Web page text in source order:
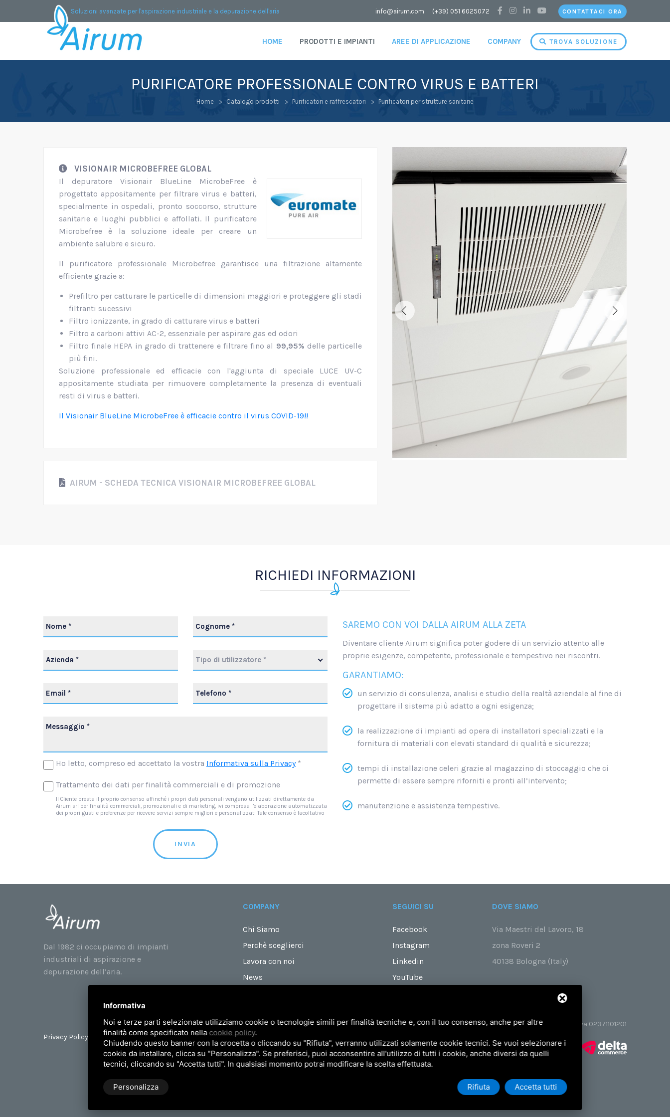
Soluzioni avanzate per l'aspirazione industriale e la depurazione dell'aria info@airum.com (+39) 051 6025072 CONTATTACI ORA
HOME PRODOTTI E IMPIANTI AREE DI APPLICAZIONE COMPANY TROVA SOLUZIONE
PURIFICATORE PROFESSIONALE CONTRO VIRUS E BATTERI
Home Catalogo prodotti Purificatori e raffrescatori Purificatori per strutture sanitarie
VISIONAIR MICROBEFREE GLOBAL
Il depuratore Visionair BlueLine MicrobeFree è
progettato appositamente per filtrare virus e batteri,
specialmente in ospedali, pronto soccorso, strutture
sanitarie e luoghi pubblici e affollati. Il purificatore
Microbefree è la soluzione ideale per creare un
ambiente salubre e sicuro.
Il purificatore professionale Microbefree garantisce una filtrazione altamente
efficiente grazie a:
Prefiltro per catturare le particelle di dimensioni maggiori e proteggere gli stadi
filtranti sucessivi
Filtro ionizzante, in grado di catturare virus e batteri
Filtro a carboni attivi AC-2, essenziale per aspirare gas ed odori
Filtro finale HEPA in grado di trattenere e filtrare fino al 99,95% delle particelle
più fini.
Soluzione professionale ed efficacie con l'aggiunta di speciale LUCE UV-C
appositamente studiata per rimuovere completamente la presenza di eventuali
resti di virus e batteri.
Il Visionair BlueLine MicrobeFree è efficacie contro il virus COVID-19!!
AIRUM - SCHEDA TECNICA VISIONAIR MICROBEFREE GLOBAL
RICHIEDI INFORMAZIONI
Tipo di utilizzatore *
Ho letto, compreso ed accettato la vostra Informativa sulla Privacy*
Trattamento dei dati per finalità commerciali e di promozione
Il Cliente presta il proprio consenso affinché i propri dati personali vengano utilizzati direttamente da
Airum srl per finalità commerciali, promozionali e di marketing, ivi compresa l’elaborazione automatizzata
dei propri gusti e preferenze per ricevere servizi sempre migliori e personalizzati Tale consenso è facoltativo
INVIA
SAREMO CON VOI DALLA AIRUM ALLA ZETA
Diventare cliente Airum significa poter godere di un servizio attento alle
proprie esigenze, competente, professionale e tempestivo nei riscontri.
GARANTIAMO:
un servizio di consulenza, analisi e studio della realtà aziendale al fine di
progettare il sistema più adatto a ogni esigenza;
la realizzazione di impianti ad opera di installatori specializzati e la
fornitura di materiali con elevati standard di qualità e sicurezza;
tempi di installazione celeri grazie al magazzino di stoccaggio che ci
permette di essere sempre riforniti e pronti all’intervento;
manutenzione e assistenza tempestive.
Dal 1982 ci occupiamo di impianti
industriali di aspirazione e
depurazione dell’aria.
COMPANY
Chi Siamo
Perchè sceglierci
Lavora con noi
News
SEGUICI SU
Facebook
Instagram
Linkedin
YouTube
DOVE SIAMO
Via Maestri del Lavoro, 18
zona Roveri 2
40138 Bologna (Italy)
Privacy Policy Mappa del sito
© 2026 AIRUM SRL - P.Iva 02371101201
Informativa
Noi e terze parti selezionate utilizziamo cookie o tecnologie simili per finalità tecniche e, con il tuo consenso, anche per altre
finalità come specificato nella cookie policy.
Chiudendo questo banner con la crocetta o cliccando su "Rifiuta", verranno utilizzati solamente cookie tecnici. Se vuoi selezionare i
cookie da installare, clicca su "Personalizza". Se preferisci, puoi acconsentire all'utilizzo di tutti i cookie, anche diversi da quelli
tecnici, cliccando su "Accetta tutti". In qualsiasi momento potrai modificare la scelta effettuata.
Personalizza Rifiuta Accetta tutti